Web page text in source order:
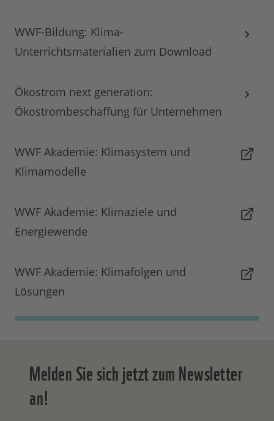
WWF-Bildung: Klima-
Unterrichtsmaterialien zum Download
Ökostrom next generation:
Ökostrombeschaffung für Unternehmen
WWF Akademie: Klimasystem und
Klimamodelle
WWF Akademie: Klimaziele und
Energiewende
WWF Akademie: Klimafolgen und
Lösungen
Melden Sie sich jetzt zum Newsletter
an!